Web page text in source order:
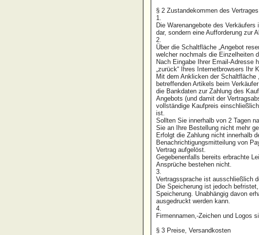
§ 2 Zustandekommen des Vertrages
1.
Die Warenangebote des
dar, sondern eine Aufforderung zur
2.
Über die Schaltfläche „Angebot
welcher nochmals die Einzelheiten
Nach Eingabe Ihrer Email-Adresse
„zurück“ Ihres Internetbrowsers Ihr
Mit dem Anklicken der Schaltfläche
betreffenden Artikels beim
die Bankdaten zur Zahlung des
Angebots (und damit der
vollständige Kaufpreis
ist.
Sollten Sie innerhalb von 2 Tagen
Sie an Ihre Bestellung nicht mehr
Erfolgt die Zahlung nicht innerhalb
Benachrichtigungsmitteilung von
Vertrag aufgelöst.
Gegebenenfalls bereits erbrachte
Ansprüche bestehen nicht.
3.
Vertragssprache ist ausschließlich
Die Speicherung ist jedoch
Speicherung. Unabhängig davon
ausgedruckt werden kann.
4.
Firmennamen,-Zeichen und Logos
§ 3 Preise, Versandkosten